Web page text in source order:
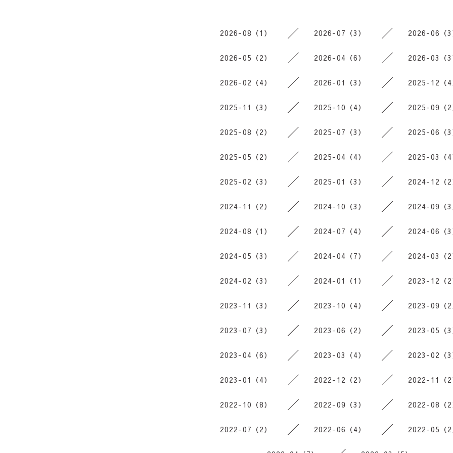
2026-08（1） 2026-07（3） 2026-06（3
2026-05（2） 2026-04（6） 2026-03（3
2026-02（4） 2026-01（3） 2025-12（4
2025-11（3） 2025-10（4） 2025-09（2
2025-08（2） 2025-07（3） 2025-06（3
2025-05（2） 2025-04（4） 2025-03（4
2025-02（3） 2025-01（3） 2024-12（2
2024-11（2） 2024-10（3） 2024-09（3
2024-08（1） 2024-07（4） 2024-06（3
2024-05（3） 2024-04（7） 2024-03（2
2024-02（3） 2024-01（1） 2023-12（2
2023-11（3） 2023-10（4） 2023-09（2
2023-07（3） 2023-06（2） 2023-05（3
2023-04（6） 2023-03（4） 2023-02（3
2023-01（4） 2022-12（2） 2022-11（2
2022-10（8） 2022-09（3） 2022-08（2
2022-07（2） 2022-06（4） 2022-05（2